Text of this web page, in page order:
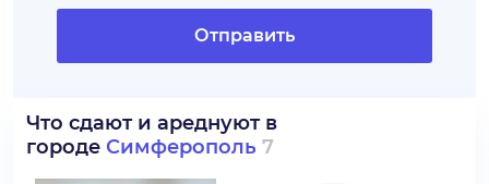
Отправить
Что сдают и ареднуют в
городе Симферополь 7